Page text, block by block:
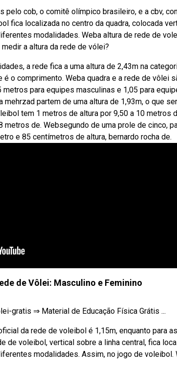
cob, o comitê olímpico brasileiro, e a cbv,
fica localizada no centro da quadra, colocada
modalidades. Weba altura de rede de
a altura da rede de vólei?
a rede fica a uma altura de 2,43m na
o comprimento. Weba quadra e a rede de vôlei
para equipes masculinas e 1,05 para
partem de uma altura de 1,93m, o que
tem 1 metros de altura por 9,50 a 10 metros
de. Websegundo de uma prole de cinco,
e 85 centímetros de altura, bernardo rocha de.
de Vôlei: Masculino e Feminino
gratis ⇒ Material de Educação Física Grátis ...
da rede de voleibol é 1,15m, enquanto para
de voleibol, vertical sobre a linha central, fica
modalidades. Assim, no jogo de voleibol.